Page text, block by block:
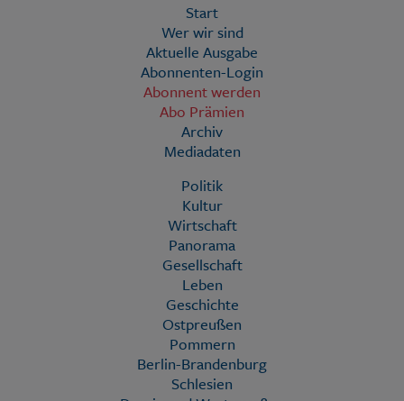
Start
Wer wir sind
Aktuelle Ausgabe
Abonnenten-Login
Abonnent werden
Abo Prämien
Archiv
Mediadaten
Politik
Kultur
Wirtschaft
Panorama
Gesellschaft
Leben
Geschichte
Ostpreußen
Pommern
Berlin-Brandenburg
Schlesien